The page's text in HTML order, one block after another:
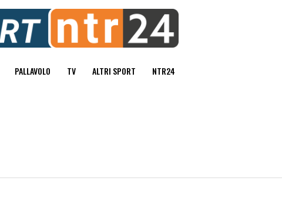
PALLAVOLO TV ALTRI SPORT NTR24